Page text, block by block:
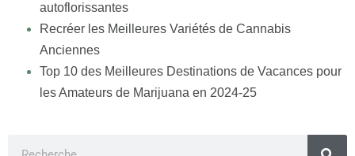
autoflorissantes
Recréer les Meilleures Variétés de Cannabis
Anciennes
Top 10 des Meilleures Destinations de Vacances pour
les Amateurs de Marijuana en 2024-25